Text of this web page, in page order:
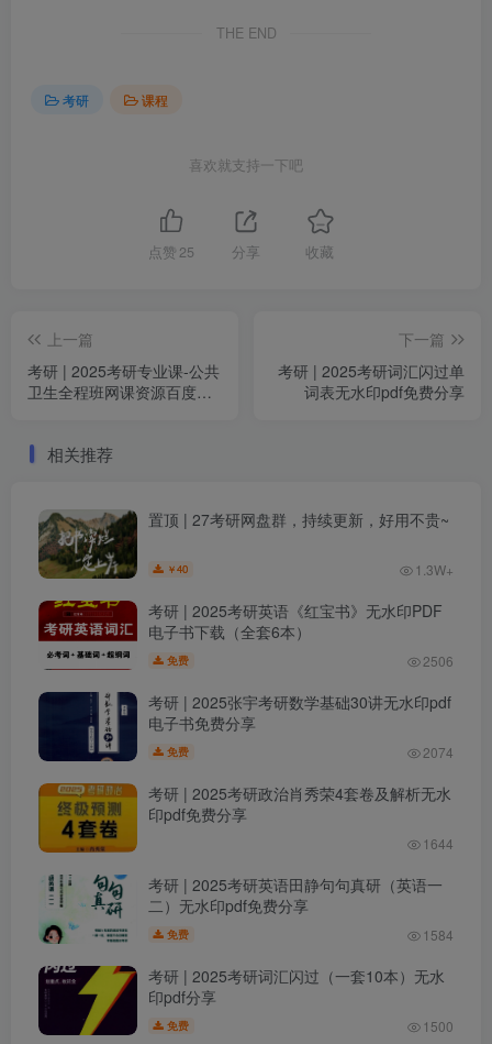
THE END
考研 课程
喜欢就支持一下吧
点赞 25 分享 收藏
上一篇
考研 | 2025考研专业课-公共
卫生全程班网课资源百度网
下一篇
考研 | 2025考研词汇闪过单
词表无水印pdf免费分享
相关推荐
置顶 | 27考研网盘群，持续更新，好用不贵~
￥40 1.3W+
考研 | 2025考研英语《红宝书》无水印PDF
电子书下载（全套6本）
免费 2506
考研 | 2025张宇考研数学基础30讲无水印pdf
电子书免费分享
免费 2074
考研 | 2025考研政治肖秀荣4套卷及解析无水
印pdf免费分享
1644
考研 | 2025考研英语田静句句真研（英语一
二）无水印pdf免费分享
免费 1584
考研 | 2025考研词汇闪过（一套10本）无水
印pdf分享
免费 1500